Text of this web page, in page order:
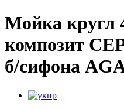
Мойка кругл
композит
б/сифона